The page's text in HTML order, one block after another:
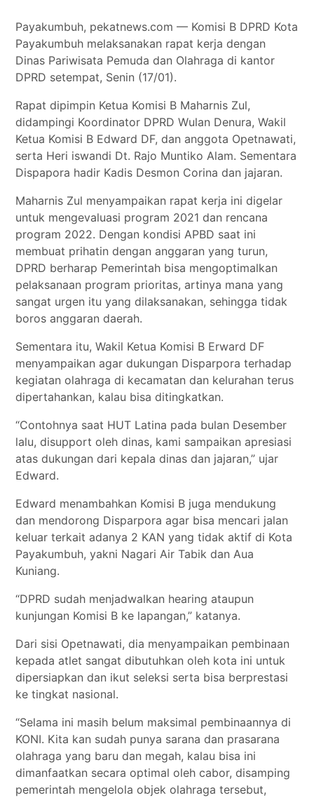
Olahraga
Internasional
Opini
Payakumbuh, pekatnews.com — Komisi B DPRD Kota
Payakumbuh melaksanakan rapat kerja dengan
Dinas Pariwisata Pemuda dan Olahraga di kantor
DPRD setempat, Senin (17/01).
Rapat dipimpin Ketua Komisi B Maharnis Zul,
didampingi Koordinator DPRD Wulan Denura, Wakil
Ketua Komisi B Edward DF, dan anggota Opetnawati,
serta Heri iswandi Dt. Rajo Muntiko Alam. Sementara
Dispapora hadir Kadis Desmon Corina dan jajaran.
Maharnis Zul menyampaikan rapat kerja ini digelar
untuk mengevaluasi program 2021 dan rencana
program 2022. Dengan kondisi APBD saat ini
membuat prihatin dengan anggaran yang turun,
DPRD berharap Pemerintah bisa mengoptimalkan
pelaksanaan program prioritas, artinya mana yang
sangat urgen itu yang dilaksanakan, sehingga tidak
boros anggaran daerah.
Sementara itu, Wakil Ketua Komisi B Erward DF
menyampaikan agar dukungan Disparpora terhadap
kegiatan olahraga di kecamatan dan kelurahan terus
dipertahankan, kalau bisa ditingkatkan.
“Contohnya saat HUT Latina pada bulan Desember
lalu, disupport oleh dinas, kami sampaikan apresiasi
atas dukungan dari kepala dinas dan jajaran,” ujar
Edward.
Edward menambahkan Komisi B juga mendukung
dan mendorong Disparpora agar bisa mencari jalan
keluar terkait adanya 2 KAN yang tidak aktif di Kota
Payakumbuh, yakni Nagari Air Tabik dan Aua
Kuniang.
“DPRD sudah menjadwalkan hearing ataupun
kunjungan Komisi B ke lapangan,” katanya.
Dari sisi Opetnawati, dia menyampaikan pembinaan
kepada atlet sangat dibutuhkan oleh kota ini untuk
dipersiapkan dan ikut seleksi serta bisa berprestasi
ke tingkat nasional.
“Selama ini masih belum maksimal pembinaannya di
KONI. Kita kan sudah punya sarana dan prasarana
olahraga yang baru dan megah, kalau bisa ini
dimanfaatkan secara optimal oleh cabor, disamping
pemerintah mengelola objek olahraga tersebut,